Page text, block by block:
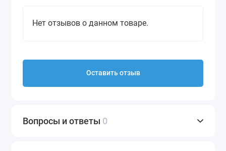
Нет отзывов о данном товаре.
Оставить отзыв
Вопросы и ответы 0